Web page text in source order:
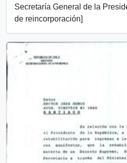
Secretaría General de la
de reincorporación]